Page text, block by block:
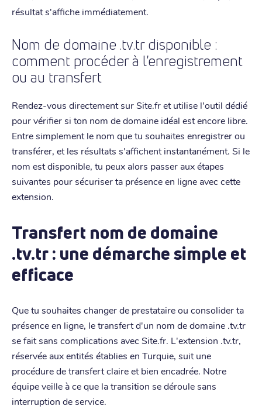
résultat s'affiche immédiatement.
Nom de domaine .tv.tr disponible :
comment procéder à l'enregistrement
ou au transfert
Rendez-vous directement sur Site.fr et utilise l'outil dédié
pour vérifier si ton nom de domaine idéal est encore libre.
Entre simplement le nom que tu souhaites enregistrer ou
transférer, et les résultats s'affichent instantanément. Si le
nom est disponible, tu peux alors passer aux étapes
suivantes pour sécuriser ta présence en ligne avec cette
extension.
Transfert nom de domaine
.tv.tr : une démarche simple et
efficace
Que tu souhaites changer de prestataire ou consolider ta
présence en ligne, le transfert d'un nom de domaine .tv.tr
se fait sans complications avec Site.fr. L'extension .tv.tr,
réservée aux entités établies en Turquie, suit une
procédure de transfert claire et bien encadrée. Notre
équipe veille à ce que la transition se déroule sans
interruption de service.